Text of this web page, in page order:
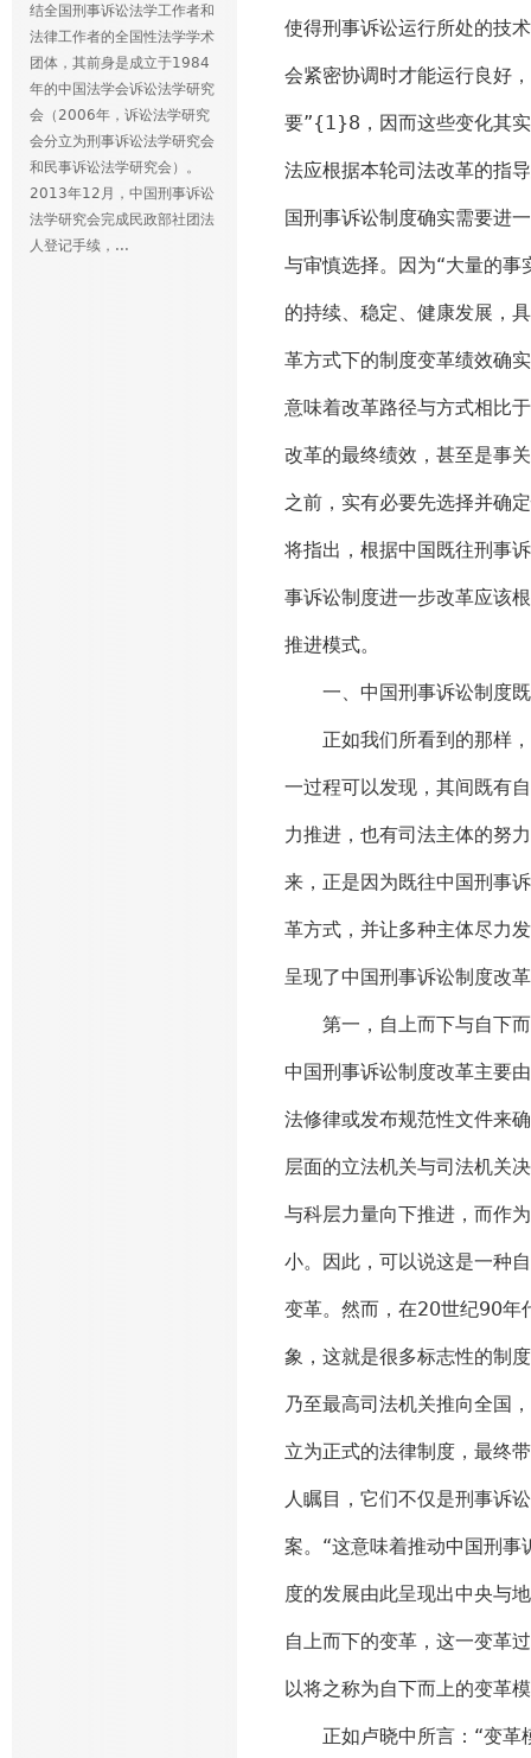
结全国刑事诉讼法学工作者和
法律工作者的全国性法学学术
团体，其前身是成立于1984
年的中国法学会诉讼法学研究
会（2006年，诉讼法学研究
会分立为刑事诉讼法学研究会
和民事诉讼法学研究会）。
2013年12月，中国刑事诉讼
法学研究会完成民政部社团法
人登记手续，...
使得刑事诉讼运行所处的技
会紧密协调时才能运行良好
要”{1}8，因而这些变化其
法应根据本轮司法改革的指
国刑事诉讼制度确实需要进
与审慎选择。因为“大量的
的持续、稳定、健康发展，
革方式下的制度变革绩效确
意味着改革路径与方式相比
改革的最终绩效，甚至是事
之前，实有必要先选择并确
将指出，根据中国既往刑事
事诉讼制度进一步改革应该
推进模式。
一、中国刑事诉讼制度既
正如我们所看到的那样，
一过程可以发现，其间既有
力推进，也有司法主体的努
来，正是因为既往中国刑事
革方式，并让多种主体尽力
呈现了中国刑事诉讼制度改
第一，自上而下与自下而
中国刑事诉讼制度改革主要
法修律或发布规范性文件来
层面的立法机关与司法机关
与科层力量向下推进，而作
小。因此，可以说这是一种
变革。然而，在20世纪90年
象，这就是很多标志性的制
乃至最高司法机关推向全国
立为正式的法律制度，最终
人瞩目，它们不仅是刑事诉
案。“这意味着推动中国刑
度的发展由此呈现出中央与
自上而下的变革，这一变革
以将之称为自下而上的变革
正如卢晓中所言：“变革模